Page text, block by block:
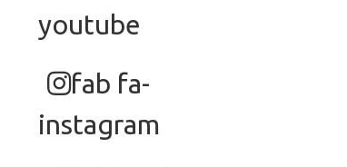
youtube
fab fa-
instagram